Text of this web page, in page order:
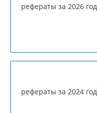
рефераты за 2026 год
рефераты за 2024 год